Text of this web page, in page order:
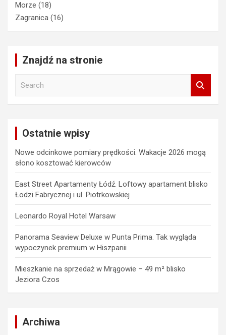
Morze (18)
Zagranica (16)
Znajdź na stronie
Ostatnie wpisy
Nowe odcinkowe pomiary prędkości. Wakacje 2026 mogą
słono kosztować kierowców
East Street Apartamenty Łódź. Loftowy apartament blisko
Łodzi Fabrycznej i ul. Piotrkowskiej
Leonardo Royal Hotel Warsaw
Panorama Seaview Deluxe w Punta Prima. Tak wygląda
wypoczynek premium w Hiszpanii
Mieszkanie na sprzedaż w Mrągowie – 49 m² blisko
Jeziora Czos
Archiwa